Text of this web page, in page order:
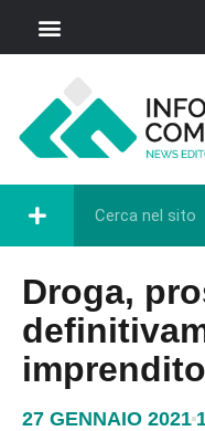
Droga,
27 GENNAIO 2021